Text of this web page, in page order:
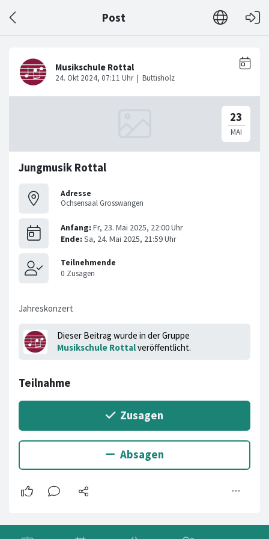
Post
Jungmusik Rottal
Adresse
Ochsensaal Grosswangen
Jahreskonzert
Dieser Beitrag wurde in der Gruppe
Musikschule Rottalveröffentlicht.